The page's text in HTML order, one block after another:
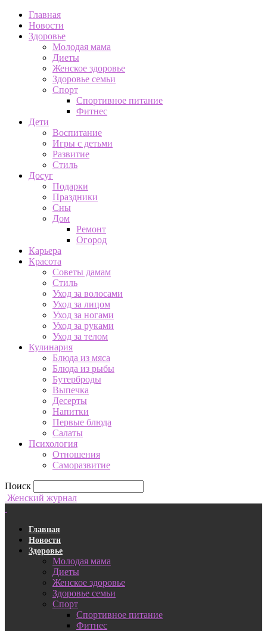
Главная
Новости
Здоровье
Молодая мама
Диеты
Женское здоровье
Здоровье семьи
Спорт
Спортивное питание
Фитнес
Дети
Воспитание
Игры с детьми
Развитие
Стиль
Досуг
Подарки
Праздники
Сны
Дом
Ремонт
Огород
Карьера
Красота
Советы дамам
Стиль
Уход за волосами
Уход за лицом
Уход за ногами
Уход за руками
Уход за телом
Кулинария
Блюда из мяса
Блюда из рыбы
Бутерброды
Выпечка
Десерты
Напитки
Первые блюда
Салаты
Психология
Отношения
Саморазвитие
Поиск
Женский журнал
Главная
Новости
Здоровье
Молодая мама
Диеты
Женское здоровье
Здоровье семьи
Спорт
Спортивное питание
Фитнес